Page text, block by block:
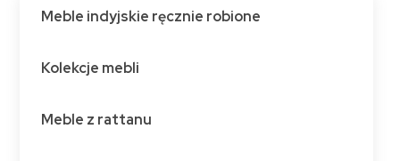
Meble indyjskie ręcznie robione
Kolekcje mebli
Meble z rattanu